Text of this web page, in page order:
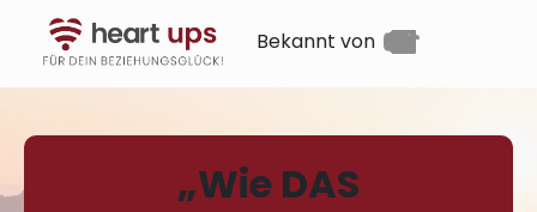
Bekannt von
„Wie DAS